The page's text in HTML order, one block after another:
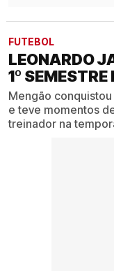
FUTEBOL
LEONARDO
1º
Mengão
e teve momentos
treinador na